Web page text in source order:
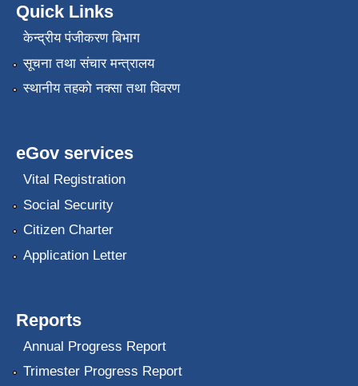
Quick Links
केन्द्रीय पंजीकरण बिभाग
सूचना तथा संचार मन्त्रालय
स्थानीय तहको नक्सा तथा विवरण
eGov services
Vital Registration
Social Security
Citizen Charter
Application Letter
Reports
Annual Progress Report
Trimester Progress Report